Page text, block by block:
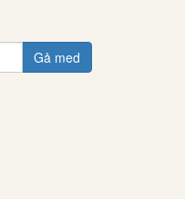
Gå med